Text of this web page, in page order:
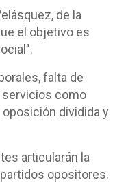
de la
el objetivo es
falta de
servicios como
dividida y
articularán la
opositores.